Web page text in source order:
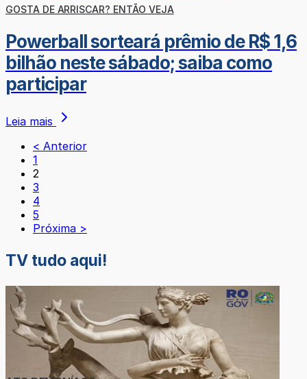
GOSTA DE ARRISCAR? ENTÃO VEJA
Powerball sorteará prêmio de R$ 1,6
bilhão neste sábado; saiba como
participar
Leia mais
< Anterior
1
2
3
4
5
Próxima >
TV tudo aqui!